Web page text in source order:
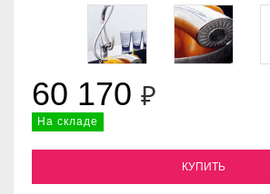
60 170 ₽
На складе
КУПИТЬ